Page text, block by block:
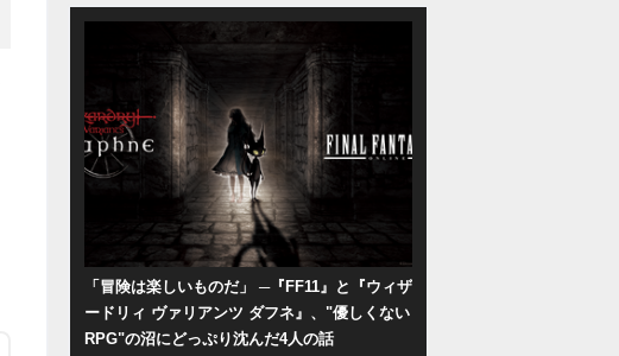
「冒険は楽しいものだ」 ─『FF11』と『ウィザ
ードリィ ヴァリアンツ ダフネ』、"優しくない
RPG"の沼にどっぷり沈んだ4人の話